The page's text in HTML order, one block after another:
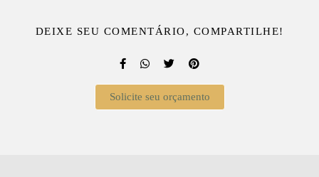
DEIXE SEU COMENTÁRIO, COMPARTILHE!
Solicite seu orçamento